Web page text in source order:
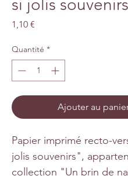
si jolis
1,10 €
Quantité *
Ajouter au
Papier imprimé recto-
jolis souvenirs",
collection "Un brin de